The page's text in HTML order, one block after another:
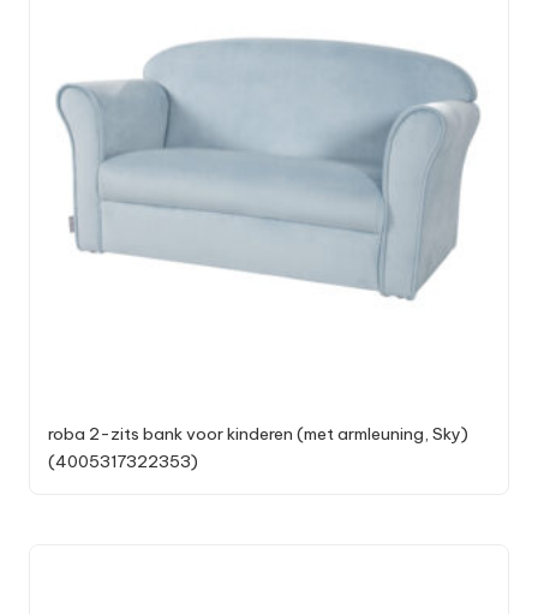
roba 2-zits bank voor kinderen (met armleuning, Sky)
(4005317322353)